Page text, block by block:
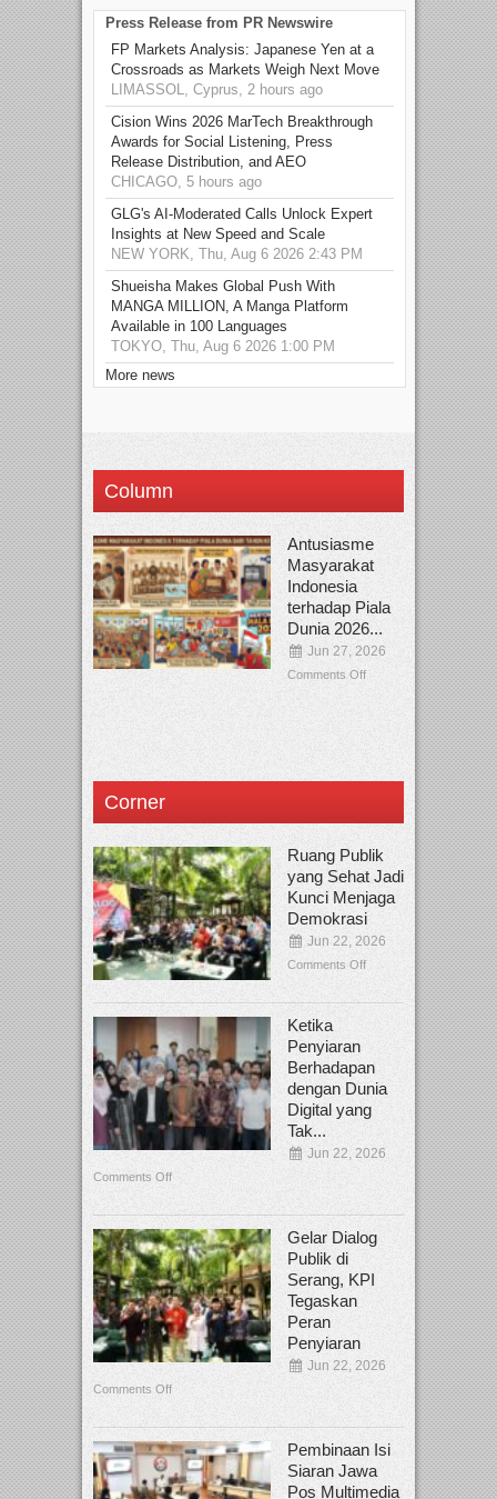
Press Release from PR Newswire
FP Markets Analysis: Japanese Yen at a
Crossroads as Markets Weigh Next Move
LIMASSOL, Cyprus, 2 hours ago
Cision Wins 2026 MarTech Breakthrough
Awards for Social Listening, Press
Release Distribution, and AEO
CHICAGO, 5 hours ago
GLG's AI-Moderated Calls Unlock Expert
Insights at New Speed and Scale
NEW YORK, Thu, Aug 6 2026 2:43 PM
Shueisha Makes Global Push With
MANGA MILLION, A Manga Platform
Available in 100 Languages
TOKYO, Thu, Aug 6 2026 1:00 PM
More news
Column
Antusiasme
Masyarakat
Indonesia
terhadap Piala
Dunia 2026...
Jun 27, 2026
Comments Off
Corner
Ruang Publik
yang Sehat Jadi
Kunci Menjaga
Demokrasi
Jun 22, 2026
Comments Off
Ketika
Penyiaran
Berhadapan
dengan Dunia
Digital yang
Tak...
Jun 22, 2026
Comments Off
Gelar Dialog
Publik di
Serang, KPI
Tegaskan
Peran
Penyiaran
Jun 22, 2026
Comments Off
Pembinaan Isi
Siaran Jawa
Pos Multimedia